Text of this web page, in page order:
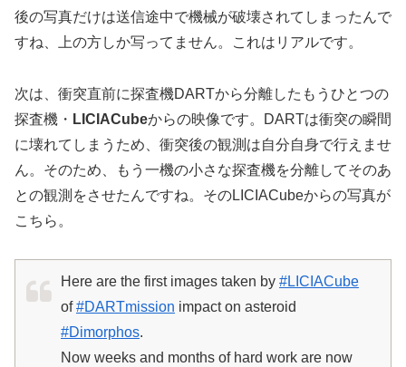
後の写真だけは送信途中で機械が破壊されてしまったんで
すね、上の方しか写ってません。これはリアルです。
次は、衝突直前に探査機DARTから分離したもうひとつの
探査機・ LICIACubeからの映像です。DARTは衝突の瞬間
に壊れてしまうため、衝突後の観測は自分自身で行えませ
ん。そのため、もう一機の小さな探査機を分離してそのあ
との観測をさせたんですね。そのLICIACubeからの写真が
こちら。
Here are the first images taken by #LICIACube
of#DARTmission impact on asteroid
#Dimorphos.
Now weeks and months of hard work are now